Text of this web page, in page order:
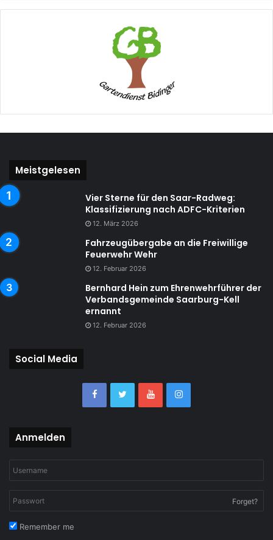
Meistgelesen
Vier Sterne für den Saar-Radweg:
Klassifizierung nach ADFC-Kriterien
12. März 2026
Fahrzeugübergabe an die Freiwillige
Feuerwehr Wehr
12. Februar 2026
Bernhard Hein zum Ehrenwehrführer der
Verbandsgemeinde Saarburg-Kell
ernannt
12. Februar 2026
Social Media
Anmelden
Forget?
Remember me